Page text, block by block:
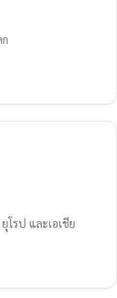
รป และเอเชีย